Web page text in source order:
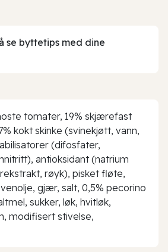
se byttetips med dine
tomater, 19% skjærefast
kokt skinke (svinekjøtt, vann,
(difosfater,
antioksidant (natrium
røyk), pisket fløte,
gjær, salt, 0,5% pecorino
sukker, løk, hvitløk,
modifisert stivelse,